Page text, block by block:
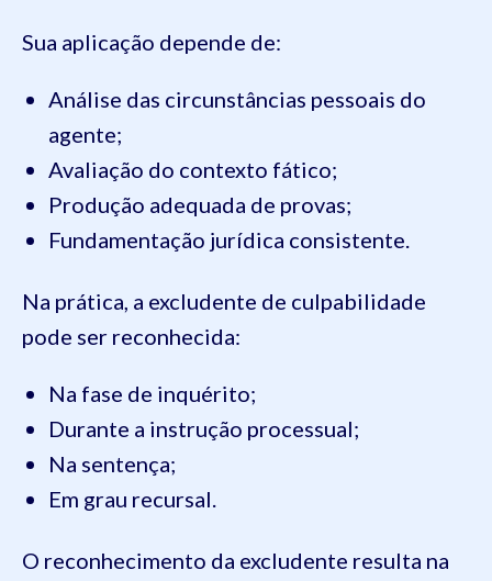
Sua aplicação depende de:
Análise das circunstâncias pessoais do
agente;
Avaliação do contexto fático;
Produção adequada de provas;
Fundamentação jurídica consistente.
Na prática, a excludente de culpabilidade
pode ser reconhecida:
Na fase de inquérito;
Durante a instrução processual;
Na sentença;
Em grau recursal.
O reconhecimento da excludente resulta na